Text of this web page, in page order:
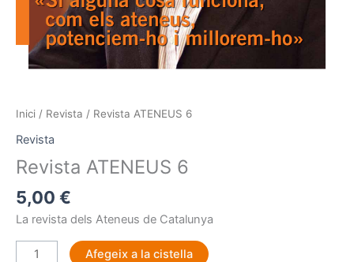
Inici / Revista / Revista ATENEUS 6
Revista
Revista ATENEUS 6
5,00 €
La revista dels Ateneus de Catalunya
Afegeix a la cistella